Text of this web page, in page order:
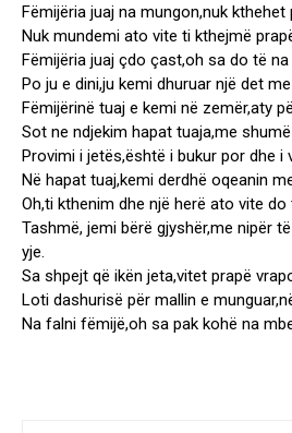
Fëmijëria juaj na mungon,nuk kthehet
Nuk mundemi ato vite ti kthejmë
Fëmijëria juaj çdo çast,oh sa do të na
Po ju e dini,ju kemi dhuruar një det
Fëmijërinë tuaj e kemi në zemër,aty
Sot ne ndjekim hapat tuaja,me
Provimi i jetës,është i bukur por dhe i
Në hapat tuaj,kemi derdhë oqeanin
Oh,ti kthenim dhe një herë ato vite
Tashmë, jemi bërë gjyshër,me nipër
yje.
Sa shpejt që ikën jeta,vitet prapë
Loti dashurisë për mallin e
Na falni fëmijë,oh sa pak kohë na